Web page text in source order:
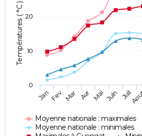
Températures ( °C )
Moyenne nationale : maximales
Moyenne nationale : minimales
JanFev Mar Avr Mai Juin Juil
0
10
20